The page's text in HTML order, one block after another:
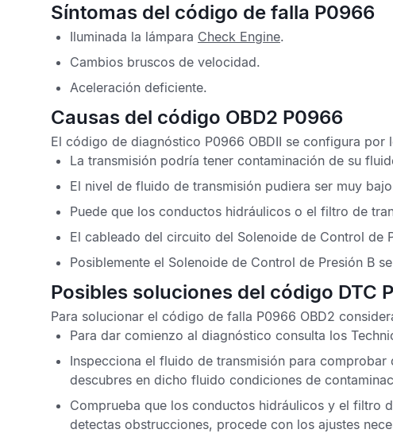
Síntomas del código de falla P0966
Iluminada la lámpara Check Engine.
Cambios bruscos de velocidad.
Aceleración deficiente.
Causas del código OBD2 P0966
El código de diagnóstico P0966 OBDII se configura por
La transmisión podría tener contaminación de su
El nivel de fluido de transmisión pudiera ser muy
Puede que los conductos hidráulicos o el filtro de
El cableado del circuito del Solenoide de Control de
Posiblemente el Solenoide de Control de Presión B
Posibles soluciones del código DTC
Para solucionar el código de falla P0966 OBD2
Para dar comienzo al diagnóstico consulta los
Inspecciona el fluido de transmisión para
descubres en dicho fluido condiciones de
Comprueba que los conductos hidráulicos y el filtro
detectas obstrucciones, procede con los ajustes